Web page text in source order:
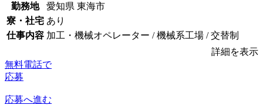
勤務地
愛知県 東海市
寮・社宅 あり
仕事内容 加工・機械オペレーター / 機械系工場 / 交替制
詳細を表示
無料電話で
応募
応募へ進む